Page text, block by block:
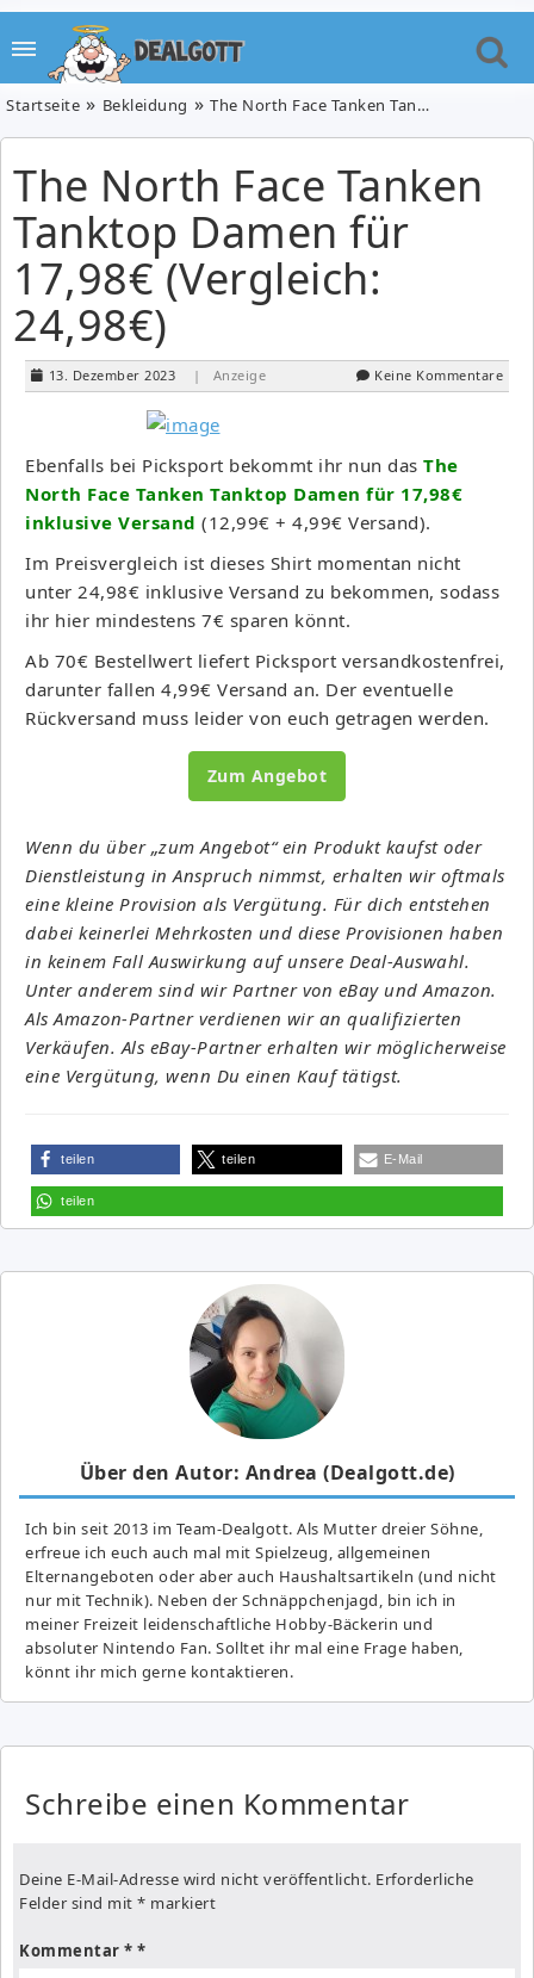
Startseite Bekleidung The North Face Tanken Tanktop Damen für 17,98€ (Vergleich: 24,98€)
The North Face Tanken
Tanktop Damen für
17,98€ (Vergleich:
24,98€)
13. Dezember 2023 | Anzeige Keine Kommentare
Ebenfalls bei Picksport bekommt ihr nun das The
North Face Tanken Tanktop Damen für 17,98€
inklusive Versand (12,99€ + 4,99€ Versand).
Im Preisvergleich ist dieses Shirt momentan nicht
unter 24,98€ inklusive Versand zu bekommen, sodass
ihr hier mindestens 7€ sparen könnt.
Ab 70€ Bestellwert liefert Picksport versandkostenfrei,
darunter fallen 4,99€ Versand an. Der eventuelle
Rückversand muss leider von euch getragen werden.
Zum Angebot
Wenn du über „zum Angebot“ ein Produkt kaufst oder
Dienstleistung in Anspruch nimmst, erhalten wir oftmals
eine kleine Provision als Vergütung. Für dich entstehen
dabei keinerlei Mehrkosten und diese Provisionen haben
in keinem Fall Auswirkung auf unsere Deal-Auswahl.
Unter anderem sind wir Partner von eBay und Amazon.
Als Amazon-Partner verdienen wir an qualifizierten
Verkäufen. Als eBay-Partner erhalten wir möglicherweise
eine Vergütung, wenn Du einen Kauf tätigst.
teilen teilen E-Mail
teilen
Über den Autor: Andrea (Dealgott.de)
Ich bin seit 2013 im Team-Dealgott. Als Mutter dreier Söhne,
erfreue ich euch auch mal mit Spielzeug, allgemeinen
Elternangeboten oder aber auch Haushaltsartikeln (und nicht
nur mit Technik). Neben der Schnäppchenjagd, bin ich in
meiner Freizeit leidenschaftliche Hobby-Bäckerin und
absoluter Nintendo Fan. Solltet ihr mal eine Frage haben,
könnt ihr mich gerne kontaktieren.
Schreibe einen Kommentar
Deine E-Mail-Adresse wird nicht veröffentlicht. Erforderliche
Felder sind mit * markiert
Kommentar *